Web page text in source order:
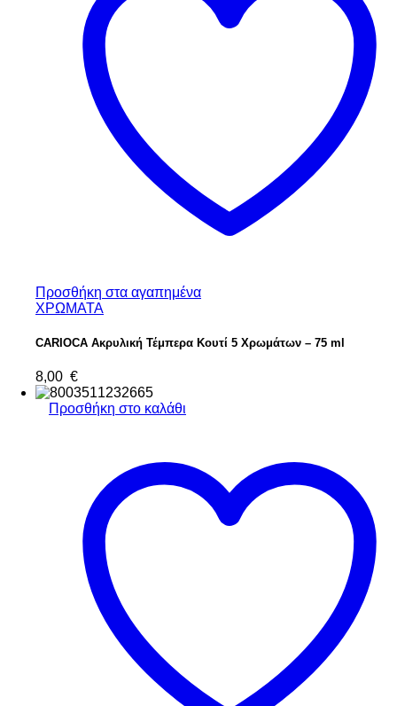
Προσθήκη στα αγαπημένα
ΧΡΩΜΑΤΑ
CARIOCA Ακρυλική Τέμπερα Κουτί 5 Χρωμάτων – 75 ml
8,00 €
Προσθήκη στο καλάθι